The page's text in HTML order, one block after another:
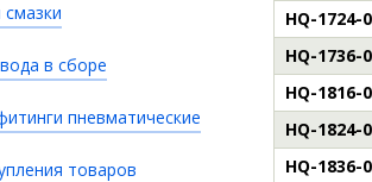
в сборе
пневматические
товаров
HQ-1724-
HQ-1736-
HQ-1816-
HQ-1824-
HQ-1836-